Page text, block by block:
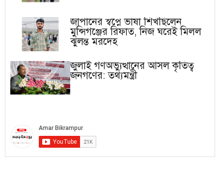
জাপানের স্বপ্নে ভাষা শিখছিলেন
মুন্সিগঞ্জের রিফাত, নিজ ঘরেই মিলল
ঝুলন্ত মরদেহ
জুলাই গণঅভ্যুত্থানের আসল কৃতিত্ব
জনগণের: তথ্যমন্ত্রী